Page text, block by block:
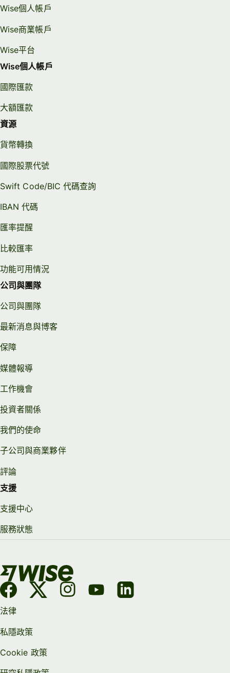
Wise個人帳戶
Wise商業帳戶
Wise平台
Wise個人帳戶
國際匯款
大額匯款
資源
貨幣轉換
國際股票代號
Swift Code/BIC 代碼查詢
IBAN 代碼
匯率提醒
比較匯率
功能可用情況
公司與團隊
公司與團隊
最新消息與博客
保障
媒體報導
工作機會
投資者關係
我們的使命
子公司與商業夥伴
評論
支援
支援中心
服務狀態
法律
私隱政策
Cookie 政策